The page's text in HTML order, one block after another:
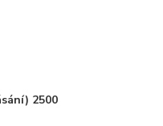
2500